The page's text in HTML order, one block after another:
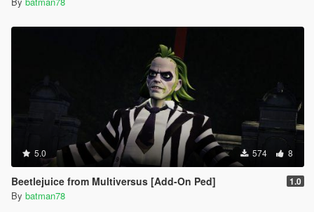
5.0 574 8
Beetlejuice from Multiversus [Add-On Ped] 1.0
By batman78